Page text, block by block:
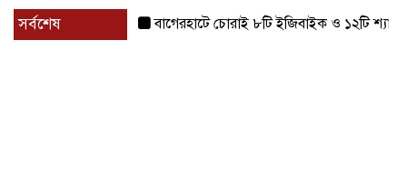
সর্বশেষ বাগেরহাটে চোরাই ৮টি ইজিবাইক ও ১২টি শ্যালোমেশিন